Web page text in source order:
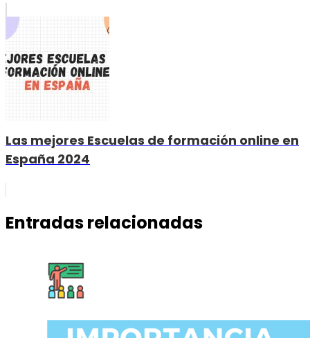
Las mejores Escuelas de formación online en
España 2024
Entradas relacionadas